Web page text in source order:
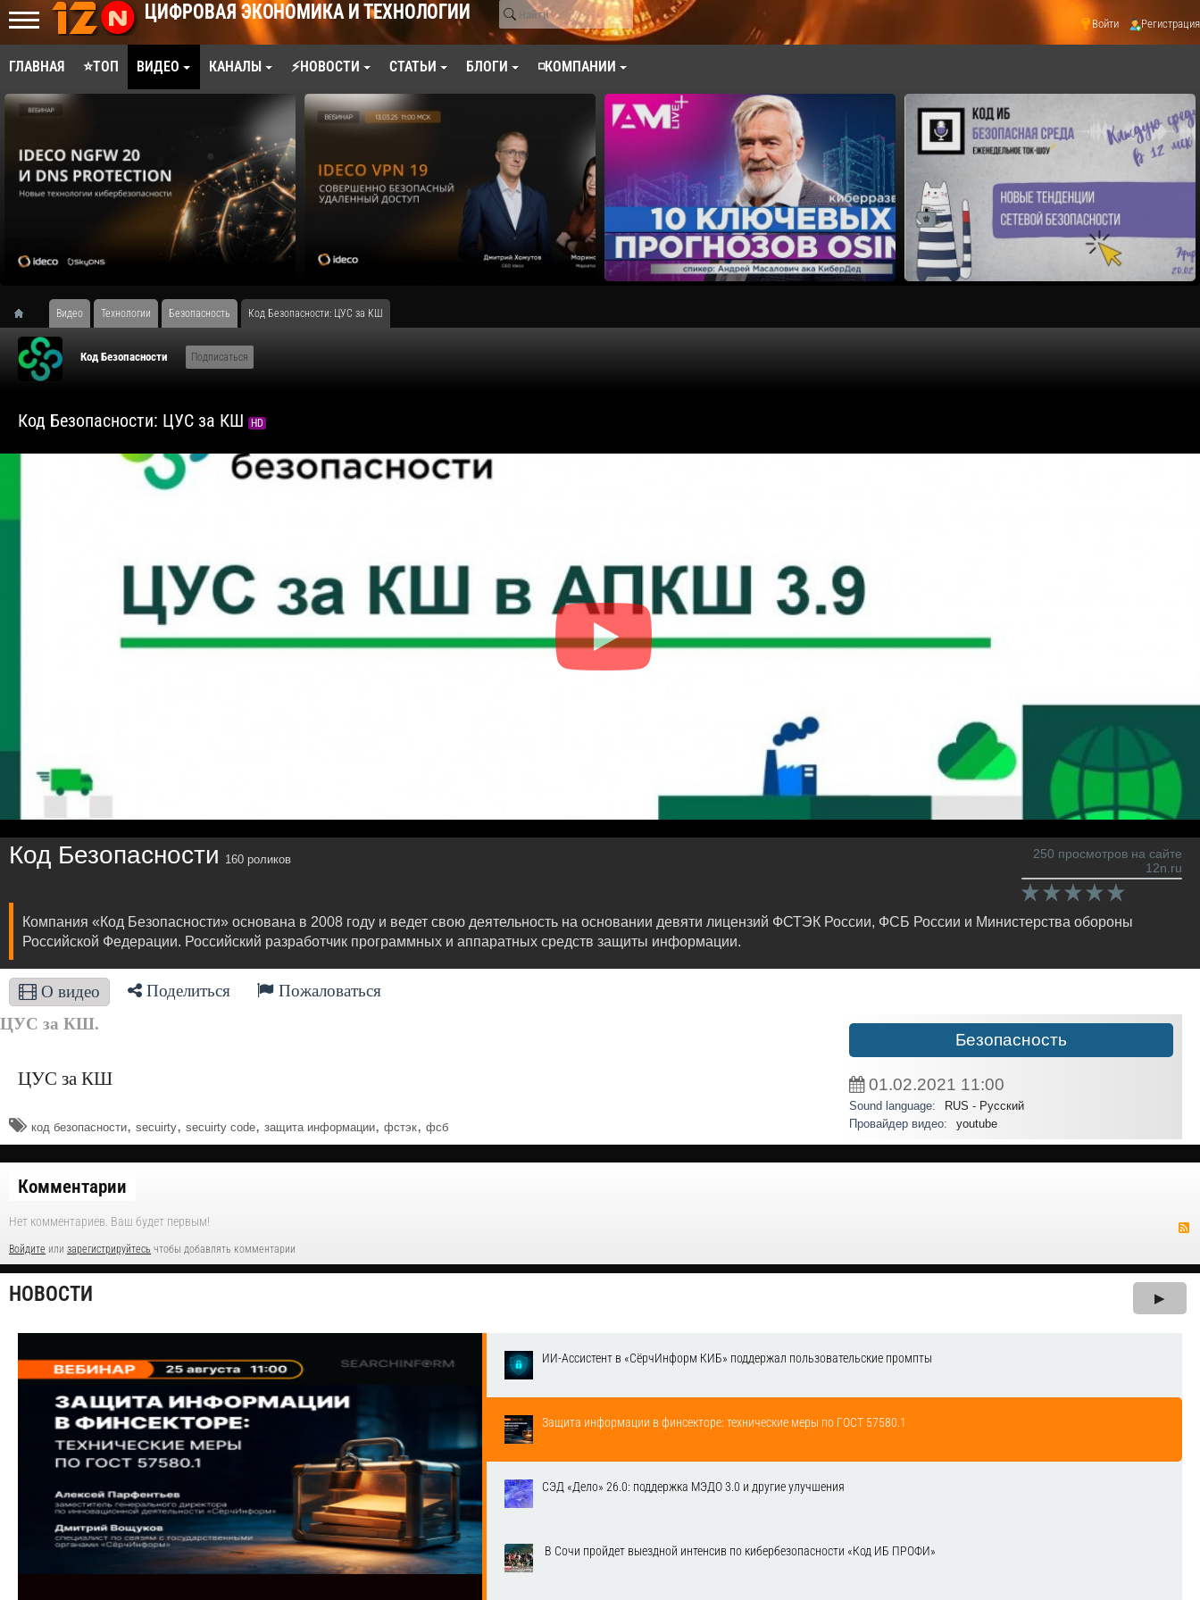
ЦИФРОВАЯ ЭКОНОМИКА И ТЕХНОЛОГИИ Войти Регистрация
ГЛАВНАЯ ⭐ТОП ВИДЕО КАНАЛЫ ⚡НОВОСТИ СТАТЬИ БЛОГИ ◽КОМПАНИИ
Видео Технологии Безопасность Код Безопасности: ЦУС за КШ
Код Безопасности Подписаться
Код Безопасности: ЦУС за КШ HD
Код Безопасности 160 роликов
250 просмотров на сайте
12n.ru
Компания «Код Безопасности» основана в 2008 году и ведет свою деятельность на основании девяти лицензий ФСТЭК России, ФСБ России и Министерства обороны
Российской Федерации. Российский разработчик программных и аппаратных средств защиты информации.
О видео Поделиться
Пожаловаться
ЦУС за КШ.
ЦУС за КШ
код безопасности, secuirty, secuirty code, защита информации, фстэк, фсб
Безопасность
01.02.2021 11:00
Sound language:
RUS - Русский
Провайдер видео:
youtube
Комментарии
Нет комментариев. Ваш будет первым!
Войдите или зарегистрируйтесь чтобы добавлять комментарии
НОВОСТИ ▶
ИИ-Ассистент в «СёрчИнформ КИБ» поддержал пользовательские промпты
Защита информации в финсекторе: технические меры по ГОСТ 57580.1
СЭД «Дело» 26.0: поддержка МЭДО 3.0 и другие улучшения
​ В Сочи пройдет выездной интенсив по кибербезопасности «Код ИБ ПРОФИ»